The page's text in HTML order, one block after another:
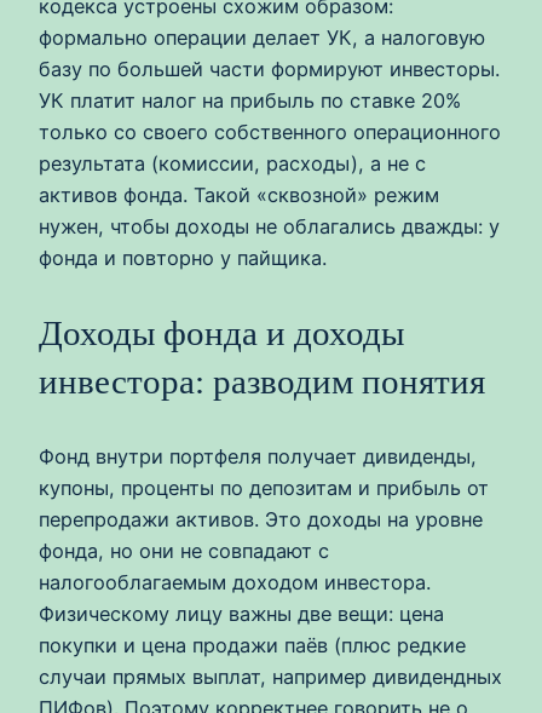
кодекса устроены схожим образом:
формально операции делает УК, а налоговую
базу по большей части формируют инвесторы.
УК платит налог на прибыль по ставке 20%
только со своего собственного операционного
результата (комиссии, расходы), а не с
активов фонда. Такой «сквозной» режим
нужен, чтобы доходы не облагались дважды: у
фонда и повторно у пайщика.
Доходы фонда и доходы
инвестора: разводим понятия
Фонд внутри портфеля получает дивиденды,
купоны, проценты по депозитам и прибыль от
перепродажи активов. Это доходы на уровне
фонда, но они не совпадают с
налогооблагаемым доходом инвестора.
Физическому лицу важны две вещи: цена
покупки и цена продажи паёв (плюс редкие
случаи прямых выплат, например дивидендных
ПИФов). Поэтому корректнее говорить не о